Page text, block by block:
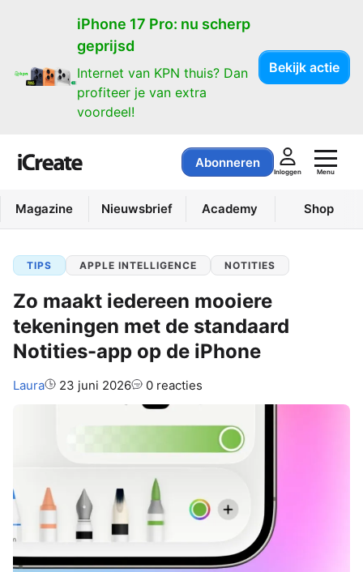
iPhone 17 Pro: nu scherp
geprijsd
Internet van KPN thuis? Dan
profiteer je van extra
voordeel!
Bekijk actie
Abonneren
Inloggen Menu
Magazine Nieuwsbrief Academy Shop
TIPS APPLE INTELLIGENCE NOTITIES
Zo maakt iedereen mooiere
tekeningen met de standaard
Notities-app op de iPhone
Auteur:
Laura 23 juni 2026 0 reacties